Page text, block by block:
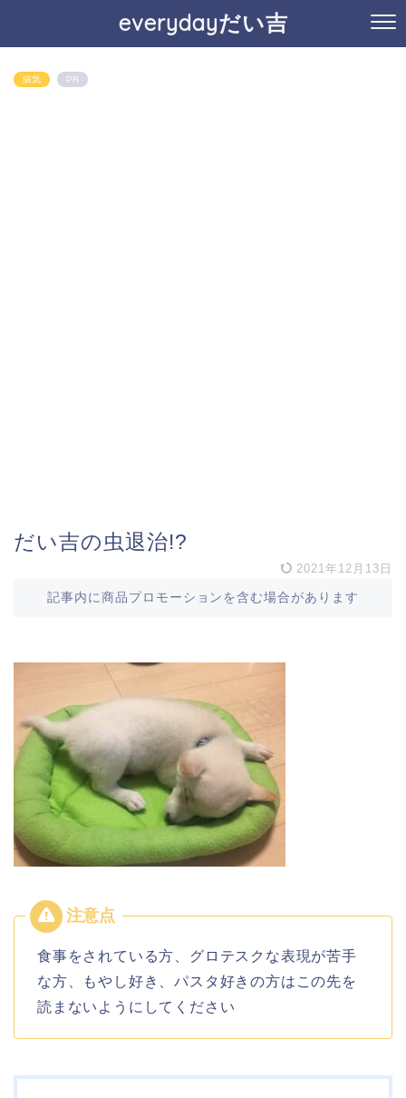
everydayだい吉
病気 PR
だい吉の虫退治!?
2021年12月13日
記事内に商品プロモーションを含む場合があります
食事をされている方、グロテスクな表現が苦手
な方、もやし好き、パスタ好きの方はこの先を
読まないようにしてください